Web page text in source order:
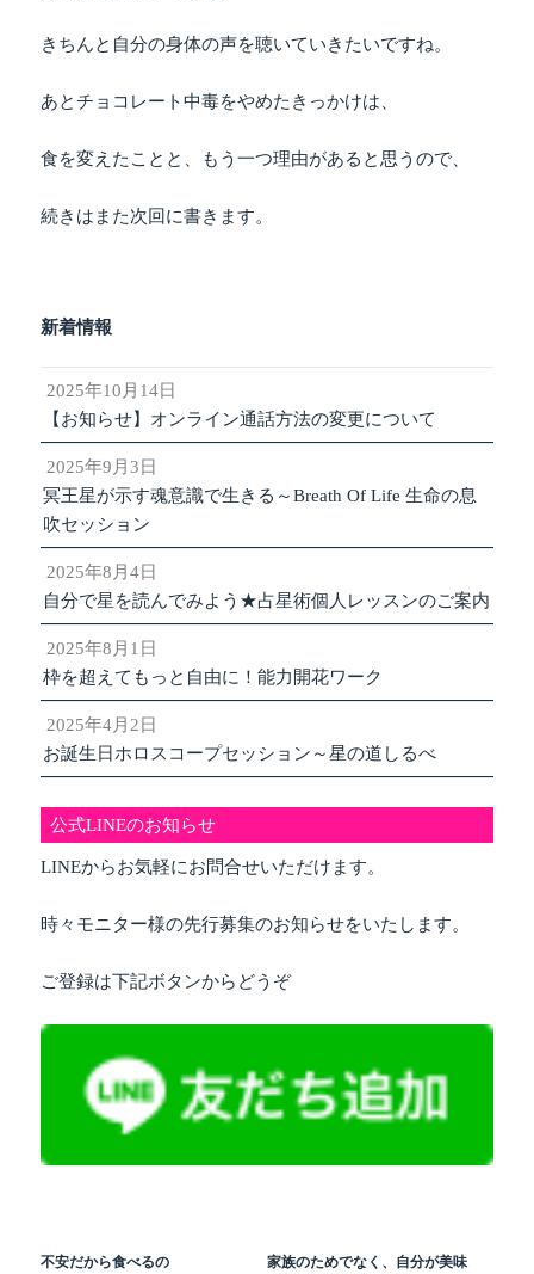
きちんと自分の身体の声を聴いていきたいですね。
あとチョコレート中毒をやめたきっかけは、
食を変えたことと、もう一つ理由があると思うので、
続きはまた次回に書きます。
新着情報
2025年10月14日
【お知らせ】オンライン通話方法の変更について
2025年9月3日
冥王星が示す魂意識で生きる～Breath Of Life 生命の息
吹セッション
2025年8月4日
自分で星を読んでみよう★占星術個人レッスンのご案内
2025年8月1日
枠を超えてもっと自由に！能力開花ワーク
2025年4月2日
お誕生日ホロスコープセッション～星の道しるべ
公式LINEのお知らせ
LINEからお気軽にお問合せいただけます。
時々モニター様の先行募集のお知らせをいたします。
ご登録は下記ボタンからどうぞ
不安だから食べるの
家族のためでなく、自分が美味